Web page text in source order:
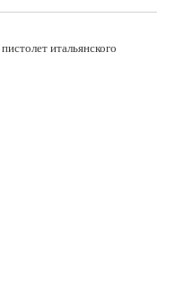
итальянского